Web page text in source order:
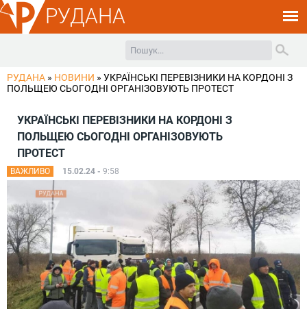
РУДАНА
РУДАНА » НОВИНИ » УКРАЇНСЬКІ ПЕРЕВІЗНИКИ НА КОРДОНІ З
ПОЛЬЩЕЮ СЬОГОДНІ ОРГАНІЗОВУЮТЬ ПРОТЕСТ
УКРАЇНСЬКІ ПЕРЕВІЗНИКИ НА КОРДОНІ З
ПОЛЬЩЕЮ СЬОГОДНІ ОРГАНІЗОВУЮТЬ
ПРОТЕСТ
ВАЖЛИВО 15.02.24 - 9:58